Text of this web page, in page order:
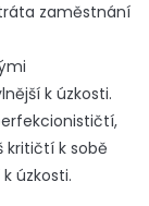
zaměstnání
k úzkosti.
kritičtí k sobě
úzkosti.